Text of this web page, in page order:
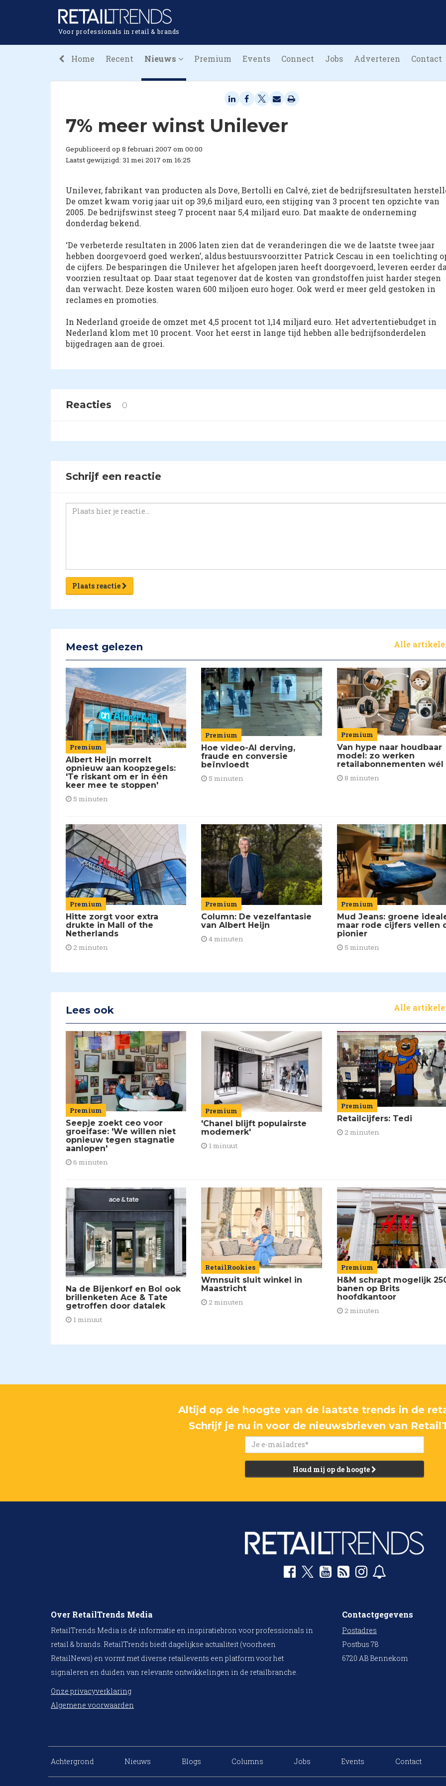
Voor professionals in retail & brands
Home Recent Nieuws Premium Events Connect Jobs Adverteren Contact
7% meer winst Unilever
Gepubliceerd op 8 februari 2007 om 00:00
Laatst gewijzigd: 31 mei 2017 om 16:25
Unilever, fabrikant van producten als Dove, Bertolli en Calvé, ziet de bedrijfsresultaten
De omzet kwam vorig jaar uit op 39,6 miljard euro, een stijging van 3 procent ten opzichte van
2005. De bedrijfswinst steeg 7 procent naar 5,4 miljard euro. Dat maakte de onderneming
donderdag bekend.
‘De verbeterde resultaten in 2006 laten zien dat de veranderingen die we de laatste twee jaar
hebben doorgevoerd goed werken’, aldus bestuursvoorzitter Patrick Cescau in een toelichting
de cijfers. De besparingen die Unilever het afgelopen jaren heeft doorgevoerd, leveren eerder
voorzien resultaat op. Daar staat tegenover dat de kosten van grondstoffen juist harder stegen
dan verwacht. Deze kosten waren 600 miljoen euro hoger. Ook werd er meer geld gestoken in
reclames en promoties.
In Nederland groeide de omzet met 4,5 procent tot 1,14 miljard euro. Het advertentiebudget in
Nederland klom met 10 procent. Voor het eerst in lange tijd hebben alle bedrijfsonderdelen
bijgedragen aan de groei.
Reacties 0
Schrijf een reactie
Plaats reactie
Meest gelezen Alle
Premium
Albert Heijn morrelt
opnieuw aan koopzegels:
'Te riskant om er in één
keer mee te stoppen'
5 minuten
Premium
Hoe video-AI derving,
fraude en conversie
beïnvloedt
5 minuten
Premium
Van hype naar houdbaar
model: zo werken
retailabonnementen wél
8 minuten
Premium
Hitte zorgt voor extra
drukte in Mall of the
Netherlands
2 minuten
Premium
Column: De vezelfantasie
van Albert Heijn
4 minuten
Premium
Mud Jeans: groene
maar rode cijfers vellen
pionier
5 minuten
Lees ook Alle
Premium
Seepje zoekt ceo voor
groeifase: 'We willen niet
opnieuw tegen stagnatie
aanlopen'
6 minuten
Premium
'Chanel blijft populairste
modemerk'
1 minuut
Premium
Retailcijfers: Tedi
2 minuten
Na de Bijenkorf en Bol ook
brillenketen Ace & Tate
getroffen door datalek
1 minuut
RetailRookies
Wmnsuit sluit winkel in
Maastricht
2 minuten
Premium
H&M schrapt mogelijk
banen op Brits
hoofdkantoor
2 minuten
Altijd op de hoogte van de laatste trends in de
Schrijf je nu in voor de nieuwsbrieven van
Houd mij op de hoogte
Over RetailTrends Media
RetailTrends Media is dé informatie en inspiratiebron voor professionals in
retail & brands. RetailTrends biedt dagelijkse actualiteit (voorheen
RetailNews) en vormt met diverse retailevents een platform voor het
signaleren en duiden van relevante ontwikkelingen in de retailbranche.
Onze privacyverklaring
Algemene voorwaarden
Contactgegevens
Postadres
Postbus 78
6720 AB Bennekom
Achtergrond Nieuws Blogs Columns Jobs Events Contact